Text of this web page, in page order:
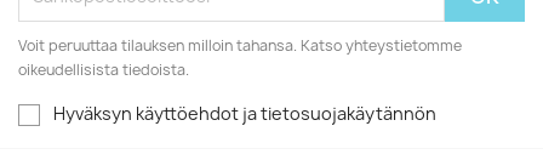
Voit peruuttaa tilauksen milloin tahansa. Katso yhteystietomme
oikeudellisista tiedoista.
Hyväksyn käyttöehdot ja tietosuojakäytännön